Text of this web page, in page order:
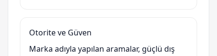
Otorite ve Güven
Marka adıyla yapılan aramalar, güçlü dış